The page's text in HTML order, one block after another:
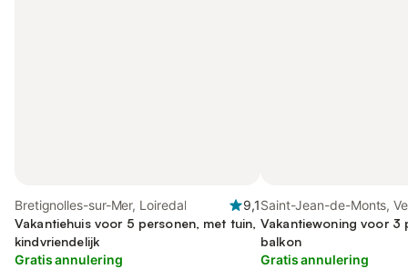
Bretignolles-sur-Mer, Loiredal
9,1
Vakantiehuis voor 5 personen, met tuin,
kindvriendelijk
Gratis annulering
Saint-Jean-de-Monts,
Vakantiewoning voor 3
balkon
Gratis annulering